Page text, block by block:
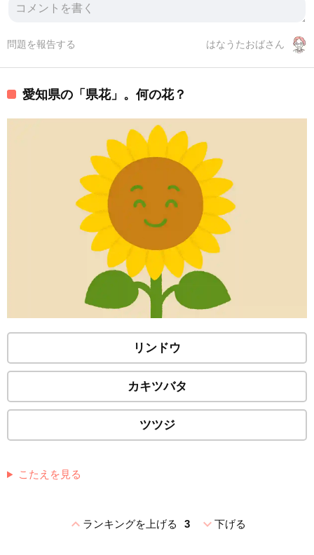
はなうたおばさん
問題を報告する
愛知県の「県花」。何の花？
リンドウ
カキツバタ
ツツジ
こたえを見る
expand_lessランキングを上げる 3 expand_more下げる